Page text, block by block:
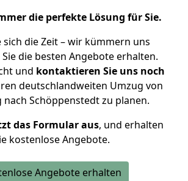
die perfekte Lösung für Sie.
sich die Zeit – wir kümmern uns
die besten Angebote erhalten.
und kontaktieren Sie uns noch
deutschlandweiten Umzug von
Schöppenstedt zu planen.
das Formular aus, und erhalten
kostenlose Angebote.
Angebote erhalten